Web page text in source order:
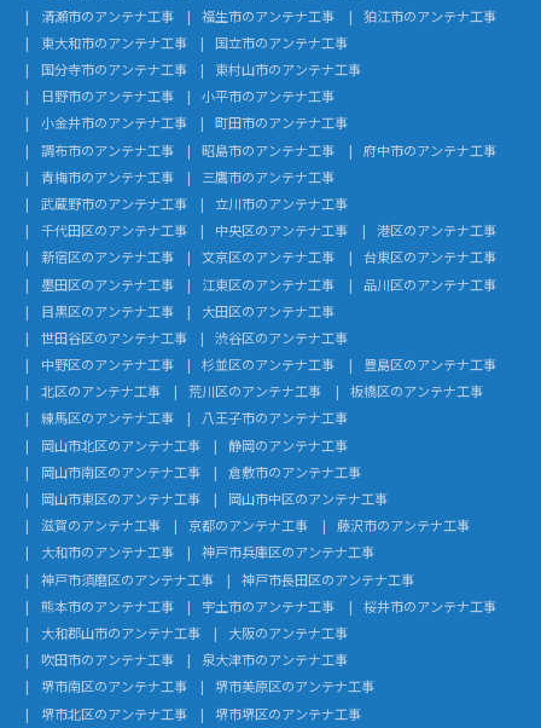
清瀬市のアンテナ工事
福生市のアンテナ工事
狛江市のアンテナ工事
東大和市のアンテナ工事
国立市のアンテナ工事
国分寺市のアンテナ工事
東村山市のアンテナ工事
日野市のアンテナ工事
小平市のアンテナ工事
小金井市のアンテナ工事
町田市のアンテナ工事
調布市のアンテナ工事
昭島市のアンテナ工事
府中市のアンテナ工事
青梅市のアンテナ工事
三鷹市のアンテナ工事
武蔵野市のアンテナ工事
立川市のアンテナ工事
千代田区のアンテナ工事
中央区のアンテナ工事
港区のアンテナ工事
新宿区のアンテナ工事
文京区のアンテナ工事
台東区のアンテナ工事
墨田区のアンテナ工事
江東区のアンテナ工事
品川区のアンテナ工事
目黒区のアンテナ工事
大田区のアンテナ工事
世田谷区のアンテナ工事
渋谷区のアンテナ工事
中野区のアンテナ工事
杉並区のアンテナ工事
豊島区のアンテナ工事
北区のアンテナ工事
荒川区のアンテナ工事
板橋区のアンテナ工事
練馬区のアンテナ工事
八王子市のアンテナ工事
岡山市北区のアンテナ工事
静岡のアンテナ工事
岡山市南区のアンテナ工事
倉敷市のアンテナ工事
岡山市東区のアンテナ工事
岡山市中区のアンテナ工事
滋賀のアンテナ工事
京都のアンテナ工事
藤沢市のアンテナ工事
大和市のアンテナ工事
神戸市兵庫区のアンテナ工事
神戸市須磨区のアンテナ工事
神戸市長田区のアンテナ工事
熊本市のアンテナ工事
宇土市のアンテナ工事
桜井市のアンテナ工事
大和郡山市のアンテナ工事
大阪のアンテナ工事
吹田市のアンテナ工事
泉大津市のアンテナ工事
堺市南区のアンテナ工事
堺市美原区のアンテナ工事
堺市北区のアンテナ工事
堺市堺区のアンテナ工事